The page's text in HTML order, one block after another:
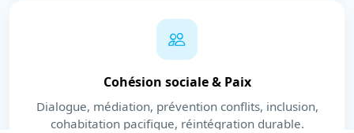
Cohésion sociale & Paix
Dialogue, médiation, prévention conflits, inclusion,
cohabitation pacifique, réintégration durable.